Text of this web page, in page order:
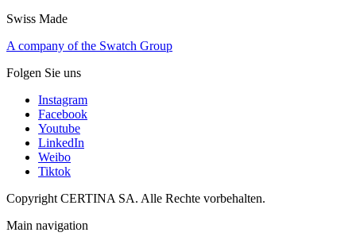
Swiss Made
A company of the Swatch Group
Folgen Sie uns
Instagram
Facebook
Youtube
LinkedIn
Weibo
Tiktok
Copyright CERTINA SA. Alle Rechte vorbehalten.
Main navigation